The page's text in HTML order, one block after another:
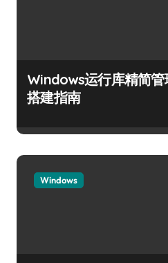
Windows运行库精简管
搭建指南
Windows